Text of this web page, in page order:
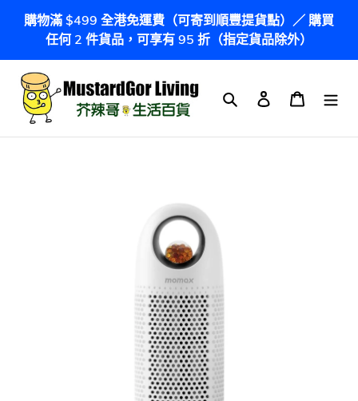
容
購物滿 $499 全港免運費（可寄到順豐提貨點）／ 購買
任何 2 件貨品，可享有 95 折（指定貨品除外）
搜尋 登入 購物車